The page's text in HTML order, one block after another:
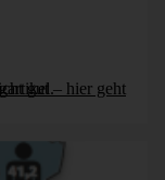
Blogartikel.